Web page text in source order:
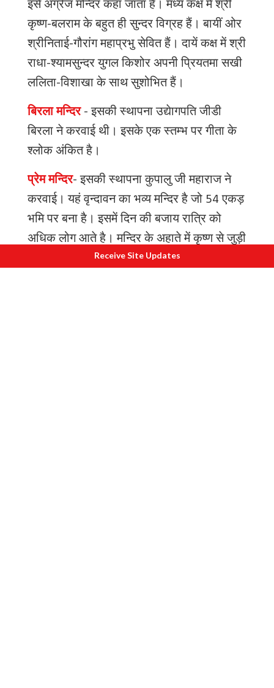
इसेअंग्रेजमन्दिरकहाजाताहै। मध्यकक्षमेंश्री
कृष्ण-बलरामकेबहुतहीसुन्दरविग्रहहैं। बायींओर
श्रीनिताई-गौरांगमहाप्रभुसेवितहैं। दायेंकक्षमेंश्री
राधा-श्यामसुन्दरयुगलकिशोरअपनीप्रियतमासखी
ललिता-विशाखाकेसाथसुशोभितहैं।
बिरला मन्दिर-इसकीस्थापनाउद्येागपतिजीडी
बिरलानेकरवाईथी। इसकेएकस्तम्भपरगीताके
श्लोकअंकितहै।
प्रेम मन्दिर-इसकीस्थापनाकुपालुजीमहाराजने
करवाई। यहंवृन्दावनकाभव्यमन्दिरहैजो54एकड़
भमिपरबनाहै। इसमेंदिनकीबजायरात्रिको
अधिकलोगआतेहै।मन्दिरकेअहातेमेंकृष्णसेजुड़ी
कोप्रदर्शित कियागया
Receive Site Updates